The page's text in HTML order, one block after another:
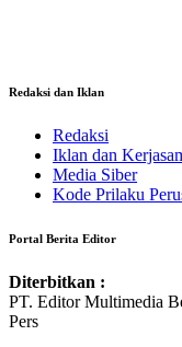
Redaksi dan Iklan
Redaksi
Iklan dan
Media Siber
Kode Prilaku
Portal Berita Editor
Diterbitkan :
PT. Editor Multimedia
Pers